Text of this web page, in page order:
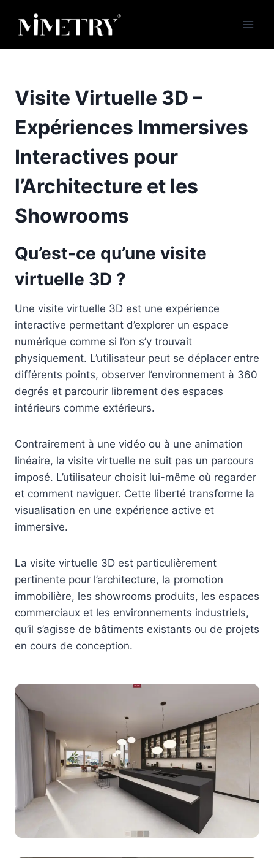
Visite Virtuelle 3D –
Expériences Immersives
Interactives pour
l’Architecture et les
Showrooms
Qu’est-ce qu’une visite
virtuelle 3D ?
Une visite virtuelle 3D est une expérience
interactive permettant d’explorer un espace
numérique comme si l’on s’y trouvait
physiquement. L’utilisateur peut se déplacer entre
différents points, observer l’environnement à 360
degrés et parcourir librement des espaces
intérieurs comme extérieurs.
Contrairement à une vidéo ou à une animation
linéaire, la visite virtuelle ne suit pas un parcours
imposé. L’utilisateur choisit lui-même où regarder
et comment naviguer. Cette liberté transforme la
visualisation en une expérience active et
immersive.
La visite virtuelle 3D est particulièrement
pertinente pour l’architecture, la promotion
immobilière, les showrooms produits, les espaces
commerciaux et les environnements industriels,
qu’il s’agisse de bâtiments existants ou de projets
en cours de conception.